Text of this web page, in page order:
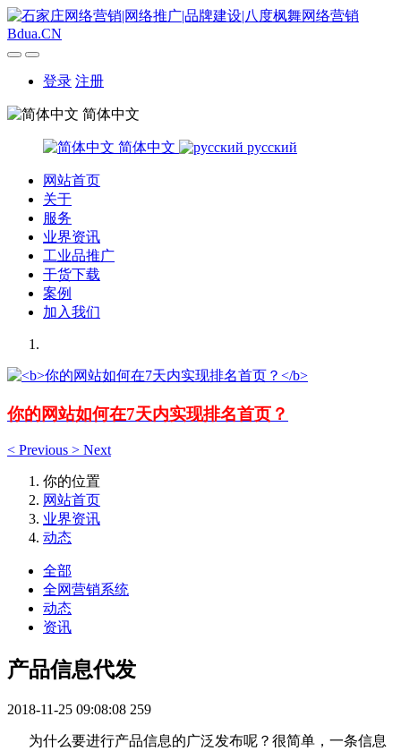
登录 注册
简体中文
简体中文 русский
网站首页
关于
服务
业界资讯
工业品推广
干货下载
案例
加入我们
你的网站如何在7天内实现排名首页？
< Previous > Next
你的位置
网站首页
业界资讯
动态
全部
全网营销系统
动态
资讯
产品信息代发
2018-11-25 09:08:08 259
为什么要进行产品信息的广泛发布呢？很简单，一条信息